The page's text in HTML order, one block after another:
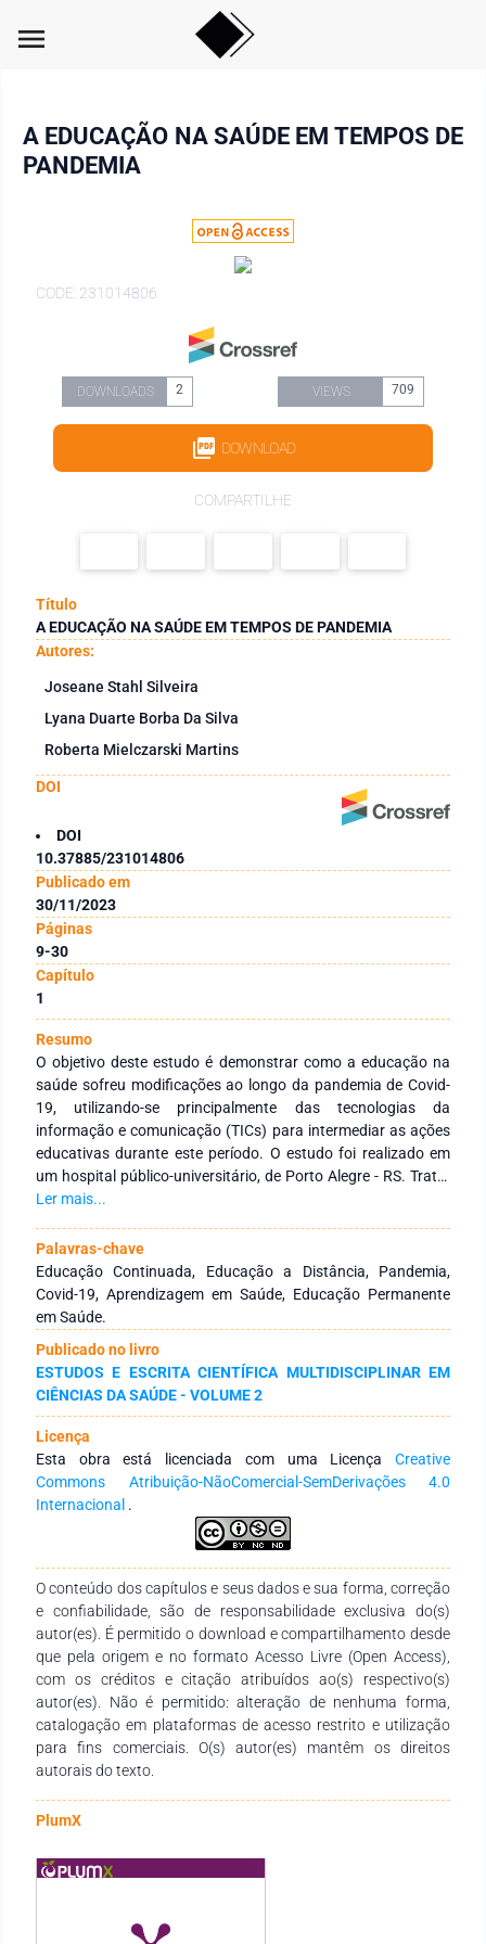
menu
A EDUCAÇÃO NA SAÚDE EM TEMPOS DE
PANDEMIA
CODE: 231014806
DOWNLOADS 2 VIEWS 709
DOWNLOAD
COMPARTILHE
Título
A EDUCAÇÃO NA SAÚDE EM TEMPOS DE PANDEMIA
Autores:
Joseane Stahl Silveira
Lyana Duarte Borba Da Silva
Roberta Mielczarski Martins
DOI
DOI
10.37885/231014806
Publicado em
30/11/2023
Páginas
9-30
Capítulo
1
Resumo
O objetivo deste estudo é demonstrar como a educação na
saúde sofreu modificações ao longo da pandemia de Covid-
19, utilizando-se principalmente das tecnologias da
informação e comunicação (TICs) para intermediar as ações
educativas durante este período. O estudo foi realizado em
um hospital público-universitário, de Porto Alegre - RS. Trata-
se de uma pesquisa quantitativa descritiva, que traz dados de
pandemia. Para a análise das ações educativas, foram
utilizados os relatórios do sistema informatizado,
identificando as capacitações realizadas antes e durante a
pandemia da Covid-19, quanto a sua modalidade. A partir de
2020, verificou-se um aumento significativo das capacitações
realizadas através das duas principais ferramentas utilizadas
na instituição, Moodle e Google Meeting, prevalecendo sobre
as capacitações realizadas presencialmente, passando da
média de 59% do total de participações para uma média de
77% das participações. Em diálogo com o referencial teórico
que embasa as questões educacionais alinhadas com a
educação permanente na saúde, foi possível analisar os
dados relativos aos processos de qualificação e verificar
como a instituição se adaptou em relação às suas práticas
partir dela, o uso de ferramentas da tecnologia da informação
e comunicação (TICs) para a educação a distância (EAD).
Mesmo decretado o fim da pandemia da Covid-19,
permanecem as estratégias adotadas neste período e que
obtiveram êxito, consolidando a Educação a Distância como
uma estratégia educacional eficiente e de qualidade.
Ler mais...
Palavras-chave
Educação Continuada, Educação a Distância, Pandemia,
Covid-19, Aprendizagem em Saúde, Educação Permanente
em Saúde.
Publicado no livro
ESTUDOS E ESCRITA CIENTÍFICA MULTIDISCIPLINAR EM
CIÊNCIAS DA SAÚDE - VOLUME 2
Licença
Esta obra está licenciada com uma Licença Creative
Commons Atribuição-NãoComercial-SemDerivações 4.0
Internacional .
O conteúdo dos capítulos e seus dados e sua forma, correção
e confiabilidade, são de responsabilidade exclusiva do(s)
autor(es). É permitido o download e compartilhamento desde
que pela origem e no formato Acesso Livre (Open Access),
com os créditos e citação atribuídos ao(s) respectivo(s)
autor(es). Não é permitido: alteração de nenhuma forma,
catalogação em plataformas de acesso restrito e utilização
para fins comerciais. O(s) autor(es) mantêm os direitos
autorais do texto.
PlumX